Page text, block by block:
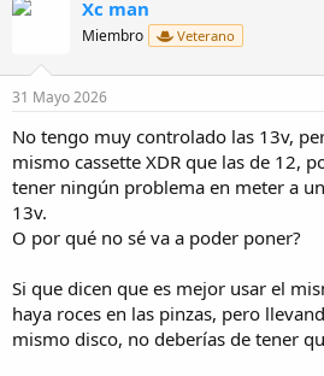
Xc man
Miembro Veterano
31 Mayo 2026
No tengo muy controlado las 13v,
mismo cassette XDR que las de 12,
tener ningún problema en meter a
13v.
O por qué no sé va a poder poner?
Si que dicen que es mejor usar el
haya roces en las pinzas, pero
mismo disco, no deberías de tener